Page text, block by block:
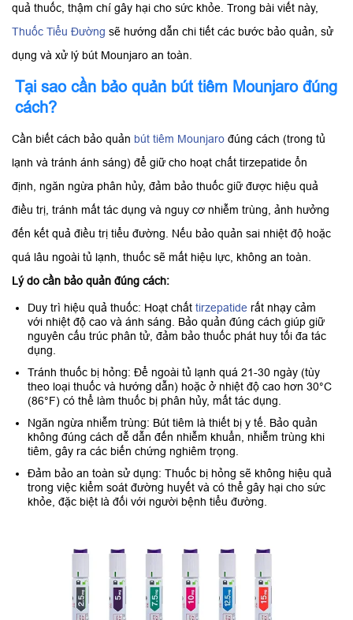
quả thuốc, thậm chí gây hại cho sức khỏe. Trong bài viết này,
Thuốc Tiểu Đường sẽ hướng dẫn chi tiết các bước bảo quản, sử
dụng và xử lý bút Mounjaro an toàn.
Tại sao cần bảo quản bút tiêm Mounjaro đúng
cách?
Cần biết cách bảo quản bút tiêm Mounjaro đúng cách (trong tủ
lạnh và tránh ánh sáng) để giữ cho hoạt chất tirzepatide ổn
định, ngăn ngừa phân hủy, đảm bảo thuốc giữ được hiệu quả
điều trị, tránh mất tác dụng và nguy cơ nhiễm trùng, ảnh hưởng
đến kết quả điều trị tiểu đường. Nếu bảo quản sai nhiệt độ hoặc
quá lâu ngoài tủ lạnh, thuốc sẽ mất hiệu lực, không an toàn.
Lý do cần bảo quản đúng cách:
Duy trì hiệu quả thuốc: Hoạt chất tirzepatide rất nhạy cảm
với nhiệt độ cao và ánh sáng. Bảo quản đúng cách giúp giữ
nguyên cấu trúc phân tử, đảm bảo thuốc phát huy tối đa tác
dụng.
Tránh thuốc bị hỏng: Để ngoài tủ lạnh quá 21-30 ngày (tùy
theo loại thuốc và hướng dẫn) hoặc ở nhiệt độ cao hơn 30°C
(86°F) có thể làm thuốc bị phân hủy, mất tác dụng.
Ngăn ngừa nhiễm trùng: Bút tiêm là thiết bị y tế. Bảo quản
không đúng cách dễ dẫn đến nhiễm khuẩn, nhiễm trùng khi
tiêm, gây ra các biến chứng nghiêm trọng.
Đảm bảo an toàn sử dụng: Thuốc bị hỏng sẽ không hiệu quả
trong việc kiểm soát đường huyết và có thể gây hại cho sức
khỏe, đặc biệt là đối với người bệnh tiểu đường.